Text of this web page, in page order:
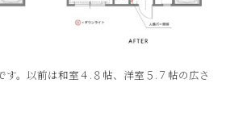
。以前は和室４.８帖、洋室５.７帖の広さ